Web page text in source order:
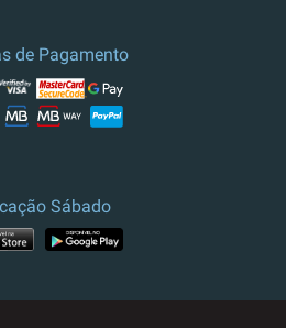
de Pagamento
Sábado